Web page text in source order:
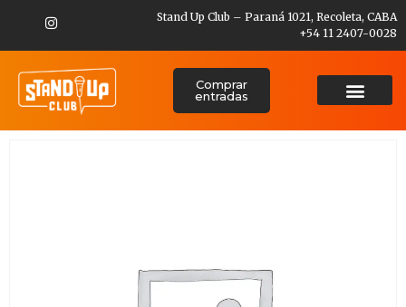
Stand Up Club – Paraná 1021, Recoleta, CABA
+54 11 2407-0028
Comprar
entradas